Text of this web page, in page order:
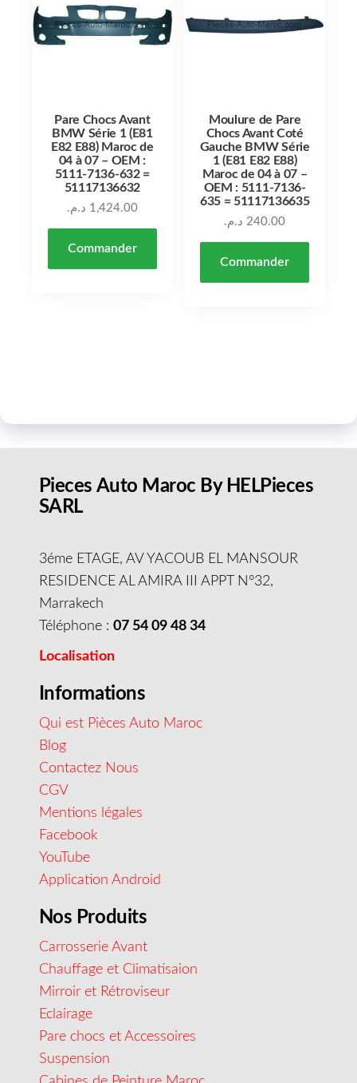
Pare Chocs Avant
BMW Série 1 (E81
E82 E88) Maroc de
04 à 07 – OEM :
5111-7136-632 =
51117136632
1,424.00 د.م.
Commander
Moulure de Pare
Chocs Avant Coté
Gauche BMW Série
1 (E81 E82 E88)
Maroc de 04 à 07 –
OEM : 5111-7136-
635 = 51117136635
240.00 د.م.
Commander
Pieces Auto Maroc By HELPieces
SARL
3éme ETAGE, AV YACOUB EL MANSOUR
RESIDENCE AL AMIRA III APPT N°32,
Marrakech
Téléphone : 07 54 09 48 34
Localisation
Informations
Qui est Pièces Auto Maroc
Blog
Contactez Nous
CGV
Mentions légales
Facebook
YouTube
Application Android
Nos Produits
Carrosserie Avant
Chauffage et Climatisaion
Mirroir et Rétroviseur
Eclairage
Pare chocs et Accessoires
Suspension